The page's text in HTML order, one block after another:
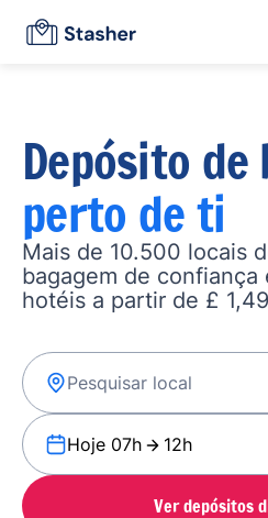
Depósito de
perto de ti
Mais de 10.500 locais
bagagem de confiança
hotéis a partir de £
Hoje 07h 12h
Ver depósitos